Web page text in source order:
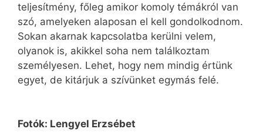
teljesítmény, főleg amikor komoly témákról van
szó, amelyeken alaposan el kell gondolkodnom.
Sokan akarnak kapcsolatba kerülni velem,
olyanok is, akikkel soha nem találkoztam
személyesen. Lehet, hogy nem mindig értünk
egyet, de kitárjuk a szívünket egymás felé.
Fotók: Lengyel Erzsébet